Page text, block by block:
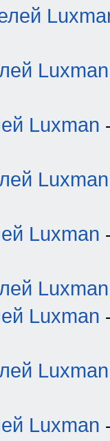
Luxman
Luxman
Luxman
Luxman
Luxman
Luxman
Luxman
Luxman